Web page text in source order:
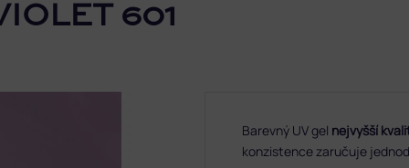
601
Barevný UV gel nejvyšší
konzistence zaručuje